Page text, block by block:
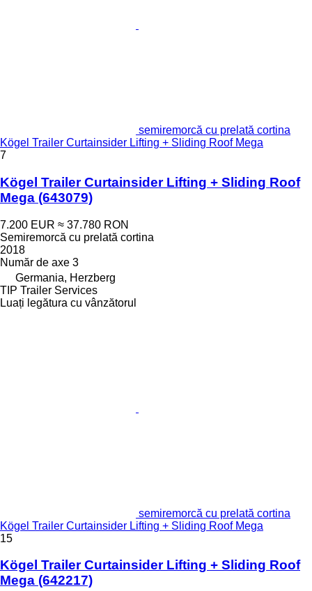
semiremorcă cu prelată cortina
Kögel Trailer Curtainsider Lifting + Sliding Roof Mega
7
Kögel Trailer Curtainsider Lifting + Sliding Roof
Mega (643079)
7.200 EUR ≈ 37.780 RON
Semiremorcă cu prelată cortina
2018
Număr de axe 3
Germania, Herzberg
TIP Trailer Services
Luați legătura cu vânzătorul
semiremorcă cu prelată cortina
Kögel Trailer Curtainsider Lifting + Sliding Roof Mega
15
Kögel Trailer Curtainsider Lifting + Sliding Roof
Mega (642217)